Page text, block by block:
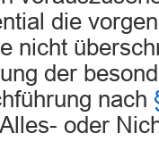
die
nicht
der
nach
oder